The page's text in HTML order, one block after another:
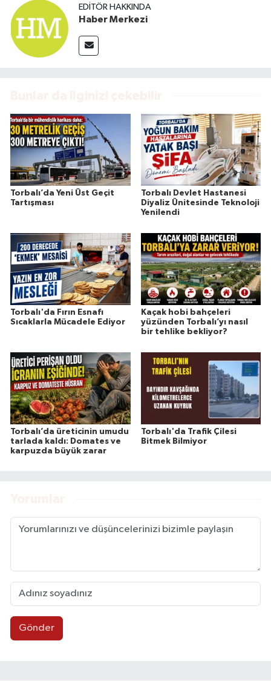
EDITÖR HAKKINDA
Haber Merkezi
Torbalı’da Yeni Üst Geçit
Tartışması
Torbalı Devlet Hastanesi
Diyaliz Ünitesinde Teknoloji
Yenilendi
Torbalı'da Fırın Esnafı
Sıcaklarla Mücadele Ediyor
Kaçak hobi bahçeleri
yüzünden Torbalı’yı nasıl
bir tehlike bekliyor?
Torbalı’da üreticinin umudu
tarlada kaldı: Domates ve
karpuzda büyük zarar
Torbalı'da Trafik Çilesi
Bitmek Bilmiyor
Gönder